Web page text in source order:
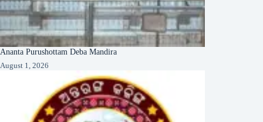
Ananta Purushottam Deba Mandira
August 1, 2026